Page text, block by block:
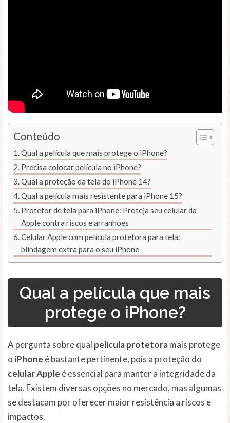
Conteúdo
Qual a película que mais protege o iPhone?
Precisa colocar película no iPhone?
Qual a proteção da tela do iPhone 14?
Qual a película mais resistente para iPhone 15?
Protetor de tela para iPhone: Proteja seu celular da
Apple contra riscos e arranhões
Celular Apple com película protetora para tela:
blindagem extra para o seu iPhone
Qual a película que mais
protege o iPhone?
A pergunta sobre qual película protetoramais protege
o iPhone é bastante pertinente, pois a proteção do
celular Apple é essencial para manter a integridade da
tela. Existem diversas opções no mercado, mas algumas
se destacam por oferecer maior resistência a riscos e
impactos.